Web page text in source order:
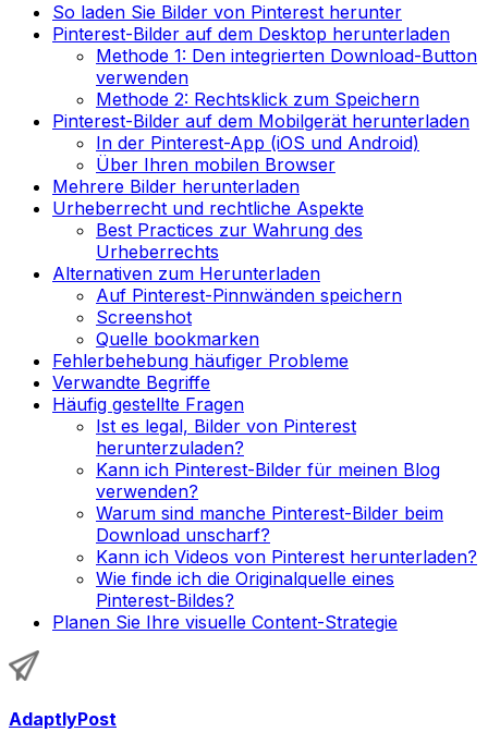
So laden Sie Bilder von Pinterest herunter
Pinterest-Bilder auf dem Desktop herunterladen
Methode 1: Den integrierten Download-Button
verwenden
Methode 2: Rechtsklick zum Speichern
Pinterest-Bilder auf dem Mobilgerät herunterladen
In der Pinterest-App (iOS und Android)
Über Ihren mobilen Browser
Mehrere Bilder herunterladen
Urheberrecht und rechtliche Aspekte
Best Practices zur Wahrung des
Urheberrechts
Alternativen zum Herunterladen
Auf Pinterest-Pinnwänden speichern
Screenshot
Quelle bookmarken
Fehlerbehebung häufiger Probleme
Verwandte Begriffe
Häufig gestellte Fragen
Ist es legal, Bilder von Pinterest
herunterzuladen?
Kann ich Pinterest-Bilder für meinen Blog
verwenden?
Warum sind manche Pinterest-Bilder beim
Download unscharf?
Kann ich Videos von Pinterest herunterladen?
Wie finde ich die Originalquelle eines
Pinterest-Bildes?
Planen Sie Ihre visuelle Content-Strategie
AdaptlyPost